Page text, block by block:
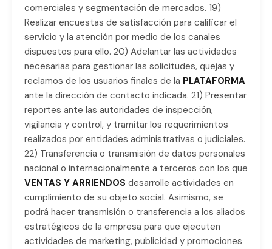
comerciales y segmentación de mercados. 19)
Realizar encuestas de satisfacción para calificar el
servicio y la atención por medio de los canales
dispuestos para ello. 20) Adelantar las actividades
necesarias para gestionar las solicitudes, quejas y
reclamos de los usuarios finales de la PLATAFORMA
ante la dirección de contacto indicada. 21) Presentar
reportes ante las autoridades de inspección,
vigilancia y control, y tramitar los requerimientos
realizados por entidades administrativas o judiciales.
22) Transferencia o transmisión de datos personales
nacional o internacionalmente a terceros con los que
VENTAS Y ARRIENDOS desarrolle actividades en
cumplimiento de su objeto social. Asimismo, se
podrá hacer transmisión o transferencia a los aliados
estratégicos de la empresa para que ejecuten
actividades de marketing, publicidad y promociones